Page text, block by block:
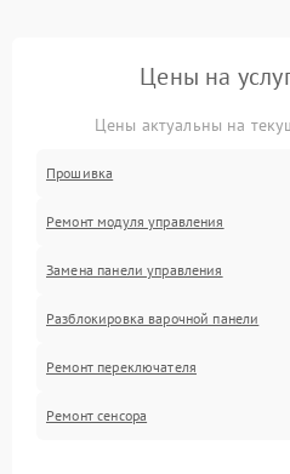
Цены на
Цены актуальны на
Прошивка
Ремонт модуля управления
Замена панели управления
Разблокировка варочной панели
Ремонт переключателя
Ремонт сенсора